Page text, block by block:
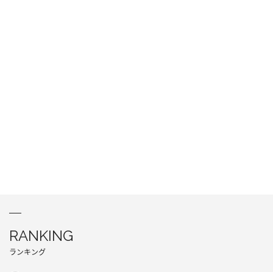
RANKING
ランキング